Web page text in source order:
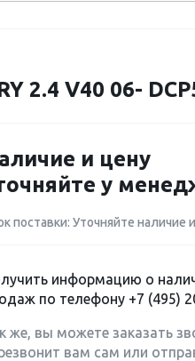
V40 06-
и цену
у
поставки: Уточняйте наличие
информацию о
по телефону +7 (495)
же, вы можете заказать
вам сам или